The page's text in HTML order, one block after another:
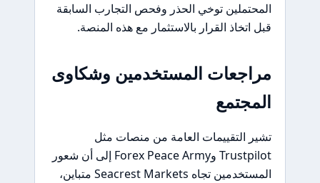
المحتملين توخي الحذر وفحص التجارب السابقة
قبل اتخاذ القرار بالاستثمار مع هذه المنصة.
مراجعات المستخدمين وشكاوى
المجتمع
تشير التقييمات العامة من منصات مثل
Trustpilot وForex Peace Army إلى أن شعور
المستخدمين تجاه Seacrest Markets متباين،